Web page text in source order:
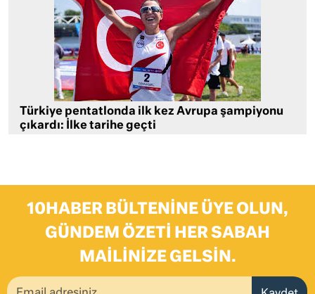
Türkiye pentatlonda ilk kez Avrupa şampiyonu
çıkardı: İlke tarihe geçti
10HABER BÜLTENINE ÜYE OLUN,
GÜNDEM ÖZETI HER SABAH
MAILINIZE GELSIN.